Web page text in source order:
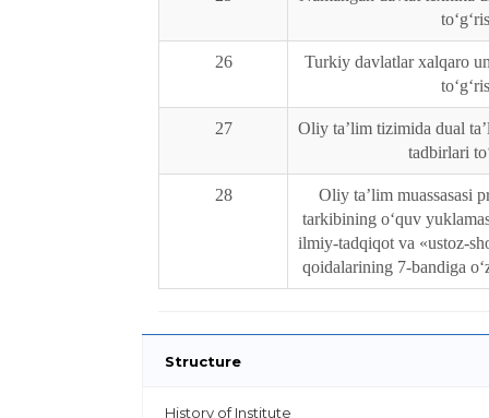
26
Turkiy davlatlar xalqaro
27
Oliy taʼlim tizimida dual
tadbirlari
28
Oliy taʼlim muassasasi
tarkibining oʻquv
ilmiy-tadqiqot va «ustoz-
qoidalarining 7-bandiga
Structure
History of Institute